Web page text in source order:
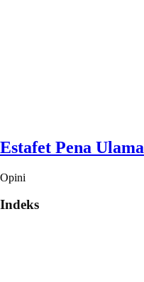
Estafet Pena Ulama
Opini
Indeks